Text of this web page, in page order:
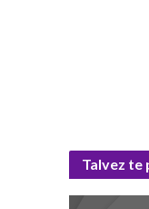
Talvez te